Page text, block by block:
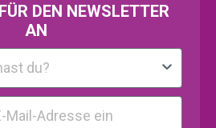
DEN NEWSLETTER
AN